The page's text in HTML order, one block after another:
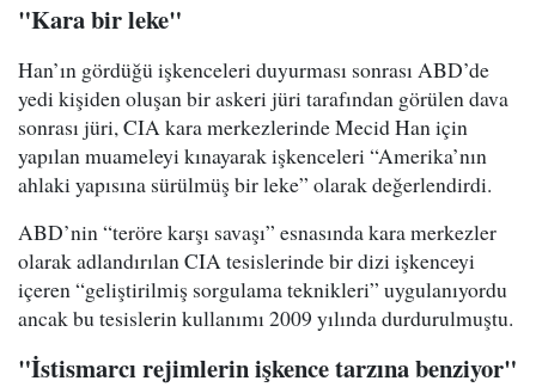
"Kara bir leke"
Han’ın gördüğü işkenceleri duyurması sonrası ABD’de
yedi kişiden oluşan bir askeri jüri tarafından görülen dava
sonrası jüri, CIA kara merkezlerinde Mecid Han için
yapılan muameleyi kınayarak işkenceleri “Amerika’nın
ahlaki yapısına sürülmüş bir leke” olarak değerlendirdi.
ABD’nin “teröre karşı savaşı” esnasında kara merkezler
olarak adlandırılan CIA tesislerinde bir dizi işkenceyi
içeren “geliştirilmiş sorgulama teknikleri” uygulanıyordu
ancak bu tesislerin kullanımı 2009 yılında durdurulmuştu.
"İstismarcı rejimlerin işkence tarzına benziyor"